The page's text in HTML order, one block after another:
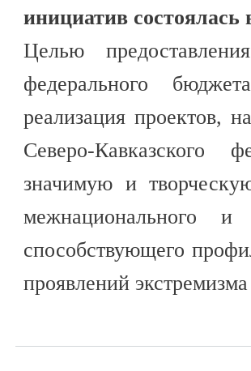
инициатив
Целью
федерального
реализация проектов,
Северо-Кавказского
значимую и
межнационального и
способствующего
проявлений